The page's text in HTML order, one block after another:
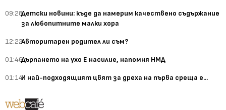
09:28Детски новини: къде да намерим качествено съдържание
за любопитните малки хора
12:22Авторитарен родител ли съм?
01:46Дърпането на ухо Е насилие, напомня НМД
01:14И най-подходящият цвят за дреха на първа среща е...